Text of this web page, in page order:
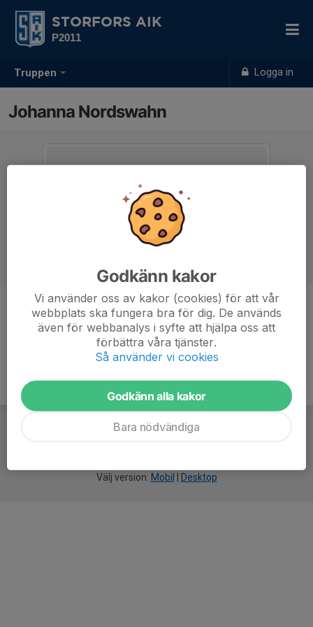
Truppen Logga in
STORFORS AIK
P2011
Johanna Nordswahn
Titel Tränare
Välj version: Mobil Desktop
Godkänn kakor
Vi använder oss av kakor (cookies) för att vår
webbplats ska fungera bra för dig. De används
även för webbanalys i syfte att hjälpa oss att
förbättra våra tjänster.
Så använder vi cookies
Godkänn alla kakor
Bara nödvändiga